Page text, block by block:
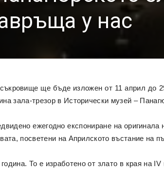
у нас
ще бъде изложен от 11 април до
зала-трезор в Исторически музей –
ежегодно експониране на
посветени на Априлското въстание на
То е изработено от злато в края на